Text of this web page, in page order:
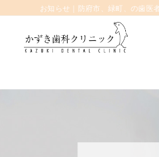
お知らせ｜防府市、緑町、の歯医